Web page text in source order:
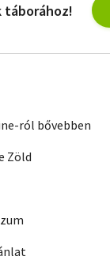
táborához!
ról bővebben
Zöld